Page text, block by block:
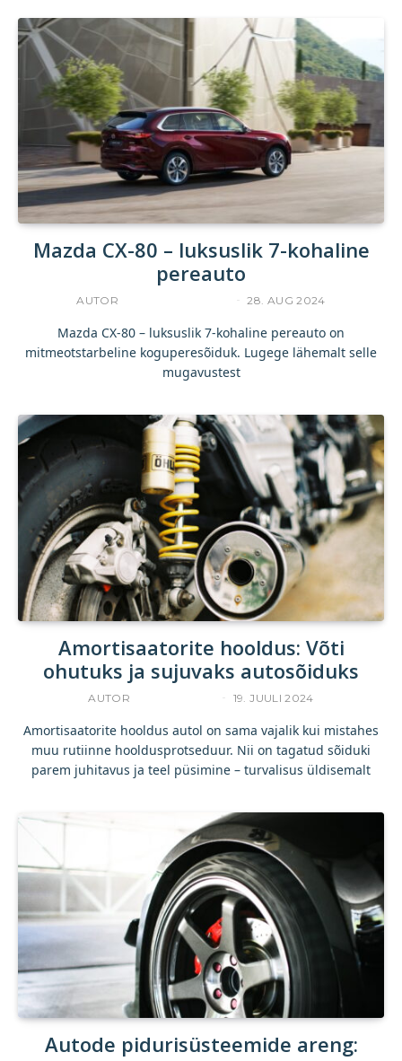
Mazda CX-80 – luksuslik 7-kohaline
pereauto
AUTOR 28. AUG 2024
Mazda CX-80 – luksuslik 7-kohaline pereauto on
mitmeotstarbeline koguperesõiduk. Lugege lähemalt selle
mugavustest
Amortisaatorite hooldus: Võti
ohutuks ja sujuvaks autosõiduks
AUTOR 19. JUULI 2024
Amortisaatorite hooldus autol on sama vajalik kui mistahes
muu rutiinne hooldusprotseduur. Nii on tagatud sõiduki
parem juhitavus ja teel püsimine – turvalisus üldisemalt
Autode pidurisüsteemide areng: